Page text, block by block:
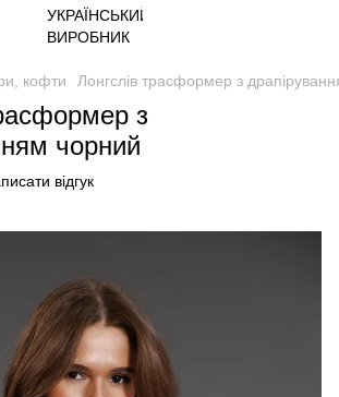
кофти Лонгслів трасформер з
з
чорний
відгук